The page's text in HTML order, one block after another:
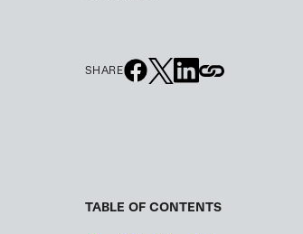
SHARE
TABLE OF CONTENTS